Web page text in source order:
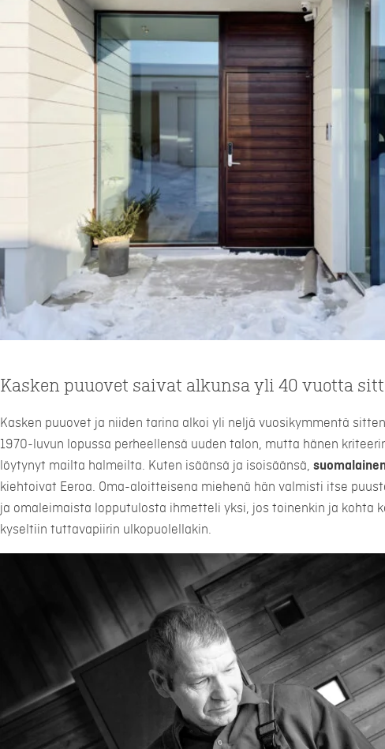
Kasken puuovet saivat alkunsa yli 40 vuotta
Kasken puuovet ja niiden tarina alkoi yli neljä vuosikymmentä
1970-luvun lopussa perheellensä uuden talon, mutta hänen
löytynyt mailta halmeilta. Kuten isäänsä ja isoisäänsä,
kiehtoivat Eeroa. Oma-aloitteisena miehenä hän valmisti itse
ja omaleimaista lopputulosta ihmetteli yksi, jos toinenkin ja kohta
kyseltiin tuttavapiirin ulkopuolellakin.